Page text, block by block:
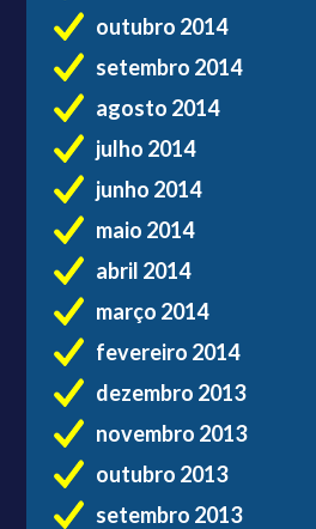
outubro 2014
setembro 2014
agosto 2014
julho 2014
junho 2014
maio 2014
abril 2014
março 2014
fevereiro 2014
dezembro 2013
novembro 2013
outubro 2013
setembro 2013